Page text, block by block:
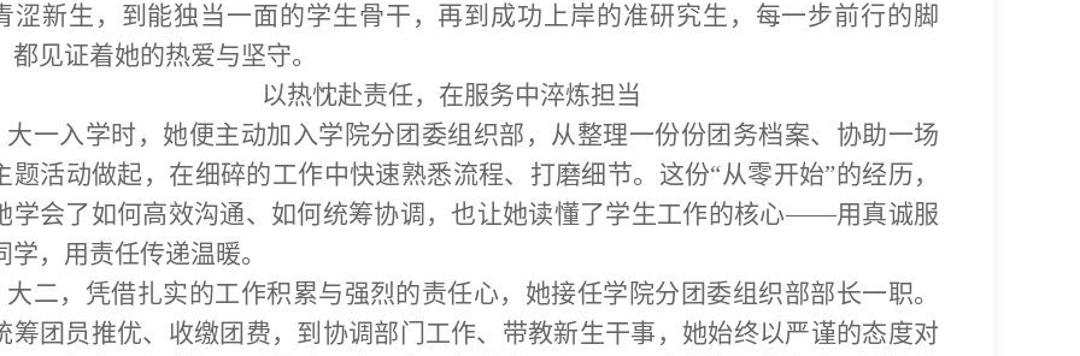
涩新生，到能独当一面的学生骨干，再到成功上岸的准研究生，每一步前行的脚
都见证着她的热爱与坚守。
以热忱赴责任，在服务中淬炼担当
大一入学时，她便主动加入学院分团委组织部，从整理一份份团务档案、协助一场
题活动做起，在细碎的工作中快速熟悉流程、打磨细节。这份“从零开始”的经历，
学会了如何高效沟通、如何统筹协调，也让她读懂了学生工作的核心——用真诚服
学，用责任传递温暖。
大二，凭借扎实的工作积累与强烈的责任心，她接任学院分团委组织部部长一职。
筹团员推优、收缴团费，到协调部门工作、带教新生干事，她始终以严谨的态度对